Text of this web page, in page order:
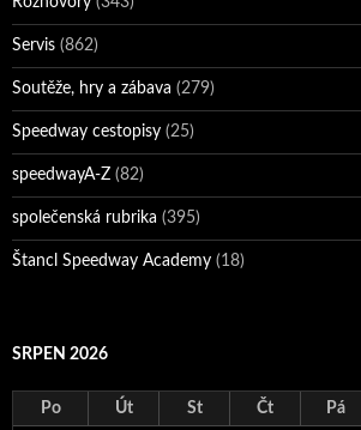
Servis (862)
Soutěže, hry a zábava (279)
Speedway cestopisy (25)
speedwayA-Z (82)
společenská rubrika (395)
Štancl Speedway Academy (18)
SRPEN 2026
Po Út St Čt Pá